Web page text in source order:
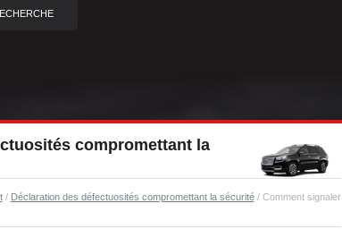
compromettant la
/ Déclaration des défectuosités compromettant la sécurité/ Comment signaler